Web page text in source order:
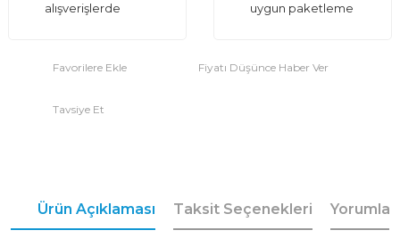
alışverişlerde
uygun paketleme
Fiyatı Düşünce Haber Ver
Tavsiye Et
Ürün Açıklaması Taksit Seçenekleri Yorumlar